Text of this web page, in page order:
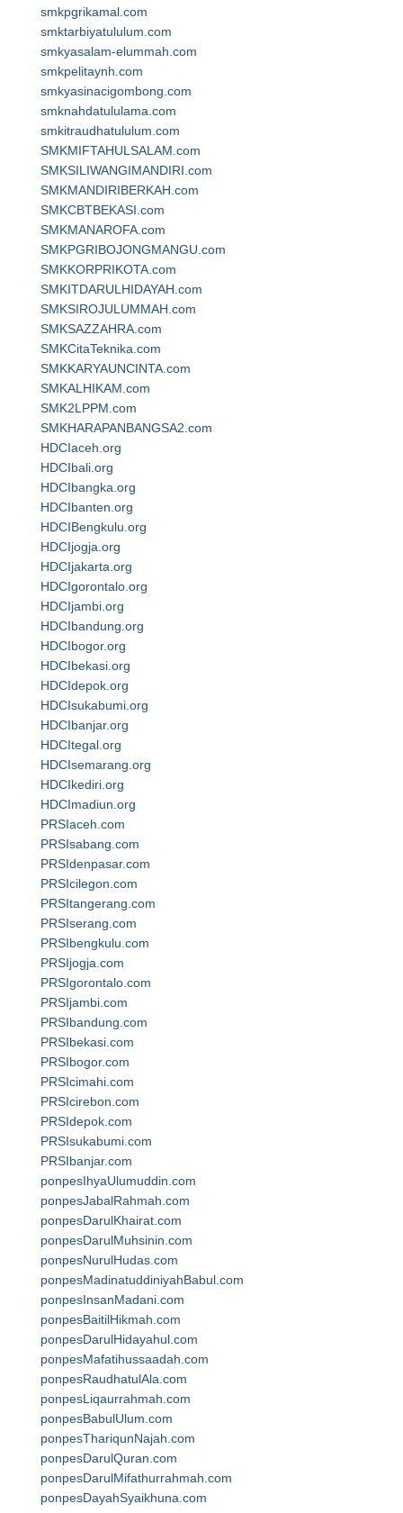
smkpgrikamal.com
smktarbiyatululum.com
smkyasalam-elummah.com
smkpelitaynh.com
smkyasinacigombong.com
smknahdatululama.com
smkitraudhatululum.com
SMKMIFTAHULSALAM.com
SMKSILIWANGIMANDIRI.com
SMKMANDIRIBERKAH.com
SMKCBTBEKASI.com
SMKMANAROFA.com
SMKPGRIBOJONGMANGU.com
SMKKORPRIKOTA.com
SMKITDARULHIDAYAH.com
SMKSIROJULUMMAH.com
SMKSAZZAHRA.com
SMKCitaTeknika.com
SMKKARYAUNCINTA.com
SMKALHIKAM.com
SMK2LPPM.com
SMKHARAPANBANGSA2.com
HDCIaceh.org
HDCIbali.org
HDCIbangka.org
HDCIbanten.org
HDCIBengkulu.org
HDCIjogja.org
HDCIjakarta.org
HDCIgorontalo.org
HDCIjambi.org
HDCIbandung.org
HDCIbogor.org
HDCIbekasi.org
HDCIdepok.org
HDCIsukabumi.org
HDCIbanjar.org
HDCItegal.org
HDCIsemarang.org
HDCIkediri.org
HDCImadiun.org
PRSIaceh.com
PRSIsabang.com
PRSIdenpasar.com
PRSIcilegon.com
PRSItangerang.com
PRSIserang.com
PRSIbengkulu.com
PRSIjogja.com
PRSIgorontalo.com
PRSIjambi.com
PRSIbandung.com
PRSIbekasi.com
PRSIbogor.com
PRSIcimahi.com
PRSIcirebon.com
PRSIdepok.com
PRSIsukabumi.com
PRSIbanjar.com
ponpesIhyaUlumuddin.com
ponpesJabalRahmah.com
ponpesDarulKhairat.com
ponpesDarulMuhsinin.com
ponpesNurulHudas.com
ponpesMadinatuddiniyahBabul.com
ponpesInsanMadani.com
ponpesBaitilHikmah.com
ponpesDarulHidayahul.com
ponpesMafatihussaadah.com
ponpesRaudhatulAla.com
ponpesLiqaurrahmah.com
ponpesBabulUlum.com
ponpesThariqunNajah.com
ponpesDarulQuran.com
ponpesDarulMifathurrahmah.com
ponpesDayahSyaikhuna.com